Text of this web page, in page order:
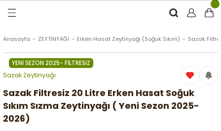
(Soğuk Sıkım)
Kolonyası
Anasayfa ZEYTİNYAĞI Erken Hasat Zeytinyağı (Soğuk Sıkım) Sazak
YENİ SEZON 2025- FİLTRESİZ
Sazak Zeytinyağı
Sazak Filtresiz 20 Litre Erken Hasat Soğuk
Sıkım Sızma Zeytinyağı ( Yeni Sezon 2025-
2026)